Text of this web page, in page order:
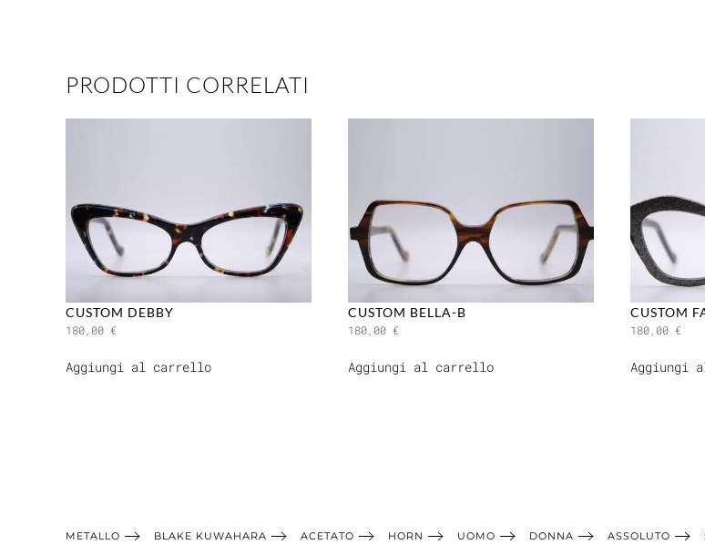
PRODOTTI CORRELATI
CUSTOM DEBBY
180,00 €
Aggiungi al carrello
CUSTOM BELLA-B
180,00 €
Aggiungi al carrello
CUSTOM
180,00 €
Aggiungi
METALLO BLAKE KUWAHARA ACETATO HORN UOMO DONNA ASSOLUTO